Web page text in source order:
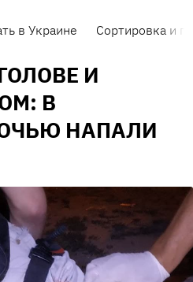
в Украине Сортировка и
И
В
НАПАЛИ